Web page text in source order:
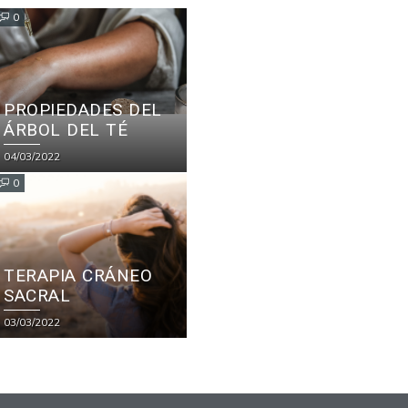
0
PROPIEDADES DEL
ÁRBOL DEL TÉ
04/03/2022
0
TERAPIA CRÁNEO
SACRAL
03/03/2022